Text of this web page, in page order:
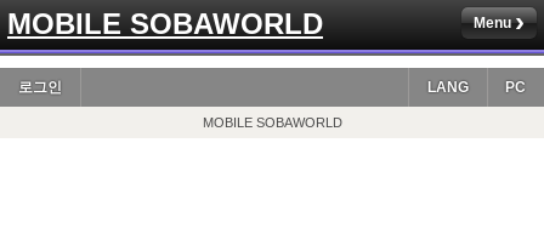
MOBILE SOBAWORLD Menu
로그인 PC
LANG
MOBILE SOBAWORLD